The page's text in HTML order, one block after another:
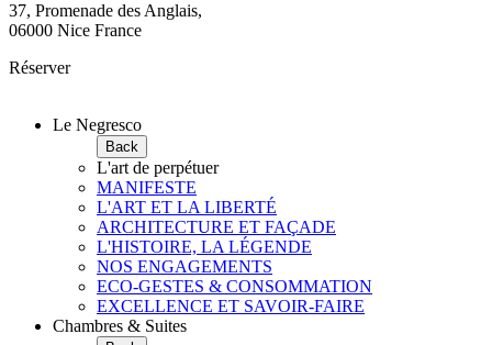
37, Promenade des Anglais,
06000 Nice France
Réserver
Le Negresco
Back
L'art de perpétuer
MANIFESTE
L'ART ET LA LIBERTÉ
ARCHITECTURE ET FAÇADE
L'HISTOIRE, LA LÉGENDE
NOS ENGAGEMENTS
ECO-GESTES & CONSOMMATION
EXCELLENCE ET SAVOIR-FAIRE
Chambres & Suites